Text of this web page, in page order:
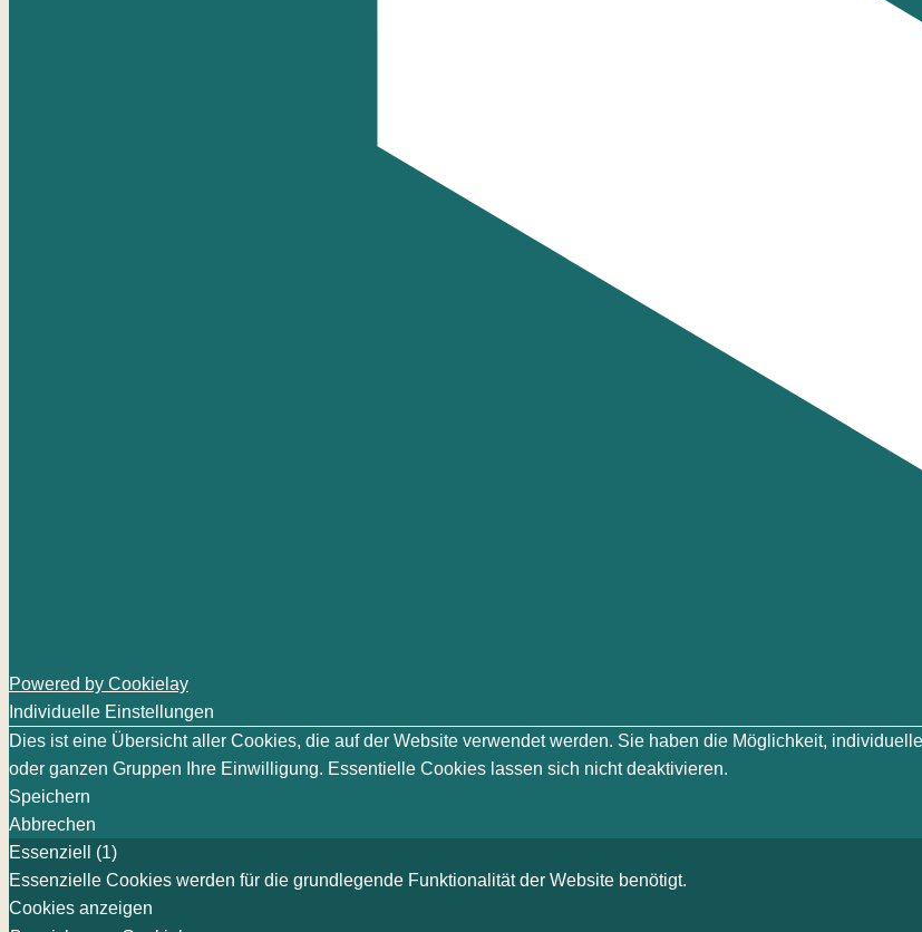
Powered by Cookielay
Individuelle Einstellungen
Dies ist eine Übersicht aller Cookies, die auf der Website verwendet werden. Sie haben die Möglichkeit,
oder ganzen Gruppen Ihre Einwilligung. Essentielle Cookies lassen sich nicht deaktivieren.
Speichern
Abbrechen
Essenziell (1)
Essenzielle Cookies werden für die grundlegende Funktionalität der Website benötigt.
Cookies anzeigen